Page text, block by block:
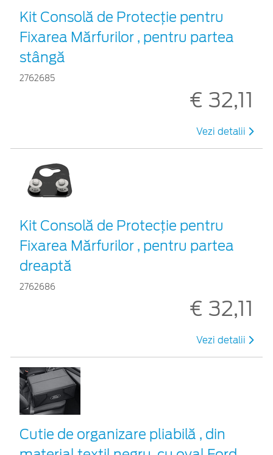
Kit Consolă de Protecție pentru
Fixarea Mărfurilor , pentru partea
stângă
2762685
€ 32,11
Vezi detalii
Kit Consolă de Protecție pentru
Fixarea Mărfurilor , pentru partea
dreaptă
2762686
€ 32,11
Vezi detalii
Cutie de organizare pliabilă , din